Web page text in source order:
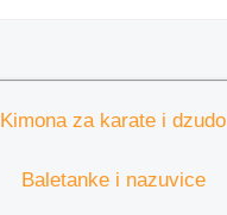
Kimona za karate i dzudo
Baletanke i nazuvice